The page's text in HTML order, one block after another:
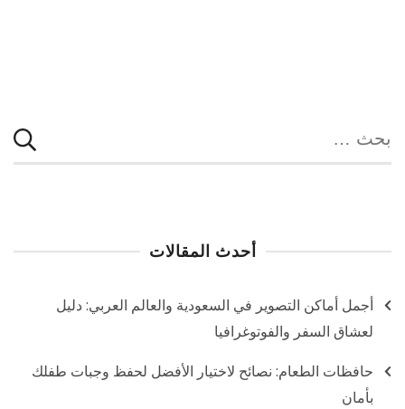
البحث
عن:
أحدث المقالات
أجمل أماكن التصوير في السعودية والعالم العربي: دليل
لعشاق السفر والفوتوغرافيا
حافظات الطعام: نصائح لاختيار الأفضل لحفظ وجبات طفلك
بأمان